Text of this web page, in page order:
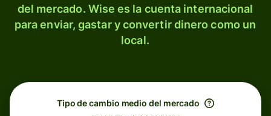
del mercado. Wise es la cuenta internacional
para enviar, gastar y convertir dinero como un
local.
Tipo de cambio medio del mercado